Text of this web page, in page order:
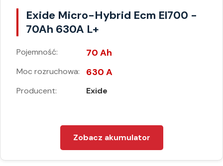
Exide Micro-Hybrid Ecm El700 -
70Ah 630A L+
Pojemność: 70 Ah
Moc rozruchowa: 630 A
Producent: Exide
Zobacz akumulator